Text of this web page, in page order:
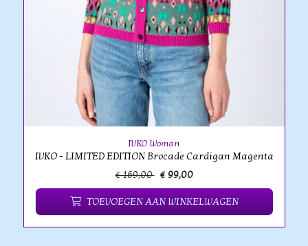
IVKO Woman
IVKO - LIMITED EDITION Brocade Cardigan Magenta
€ 169,00 € 99,00
TOEVOEGEN AAN WINKELWAGEN